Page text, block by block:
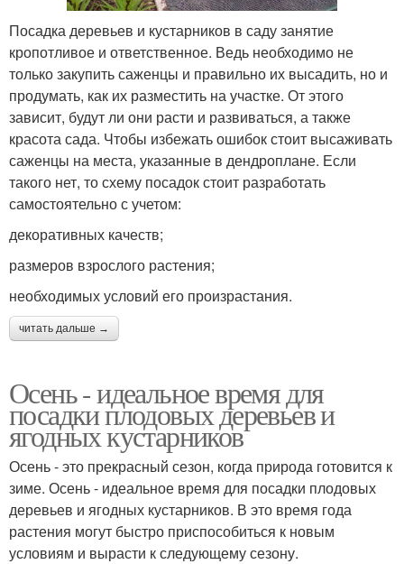
Посадка деревьев и кустарников в саду занятие
кропотливое и ответственное. Ведь необходимо не
только закупить саженцы и правильно их высадить, но и
продумать, как их разместить на участке. От этого
зависит, будут ли они расти и развиваться, а также
красота сада. Чтобы избежать ошибок стоит высаживать
саженцы на места, указанные в дендроплане. Если
такого нет, то схему посадок стоит разработать
самостоятельно с учетом:
декоративных качеств;
размеров взрослого растения;
необходимых условий его произрастания.
читать дальше →
Осень - идеальное время для
посадки плодовых деревьев и
ягодных кустарников
Осень - это прекрасный сезон, когда природа готовится к
зиме. Осень - идеальное время для посадки плодовых
деревьев и ягодных кустарников. В это время года
растения могут быстро приспособиться к новым
условиям и вырасти к следующему сезону.